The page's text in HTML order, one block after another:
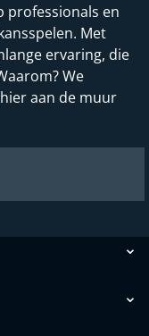
professionals en
Met
ervaring, die
We
aan de muur